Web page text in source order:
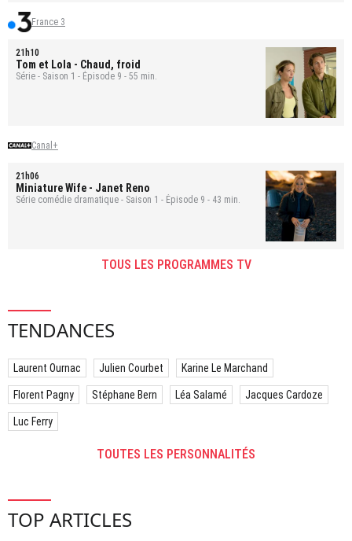
France 3
21h10
Tom et Lola - Chaud, froid
Série - Saison 1 - Épisode 9 - 55 min.
Canal+
21h06
Miniature Wife - Janet Reno
Série comédie dramatique - Saison 1 - Épisode 9 - 43 min.
TOUS LES PROGRAMMES TV
TENDANCES
Laurent Ournac Julien Courbet Karine Le Marchand
Florent Pagny Stéphane Bern Léa Salamé Jacques Cardoze
Luc Ferry
TOUTES LES PERSONNALITÉS
TOP ARTICLES